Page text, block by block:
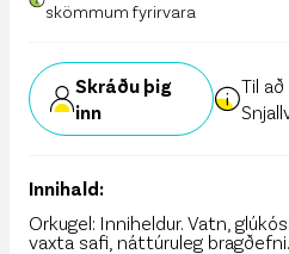
skömmum fyrirvara
Skráðu þig
inn
Til
Innihald:
Orkugel: Inniheldur. Vatn,
vaxta safi, náttúruleg bragðefni.